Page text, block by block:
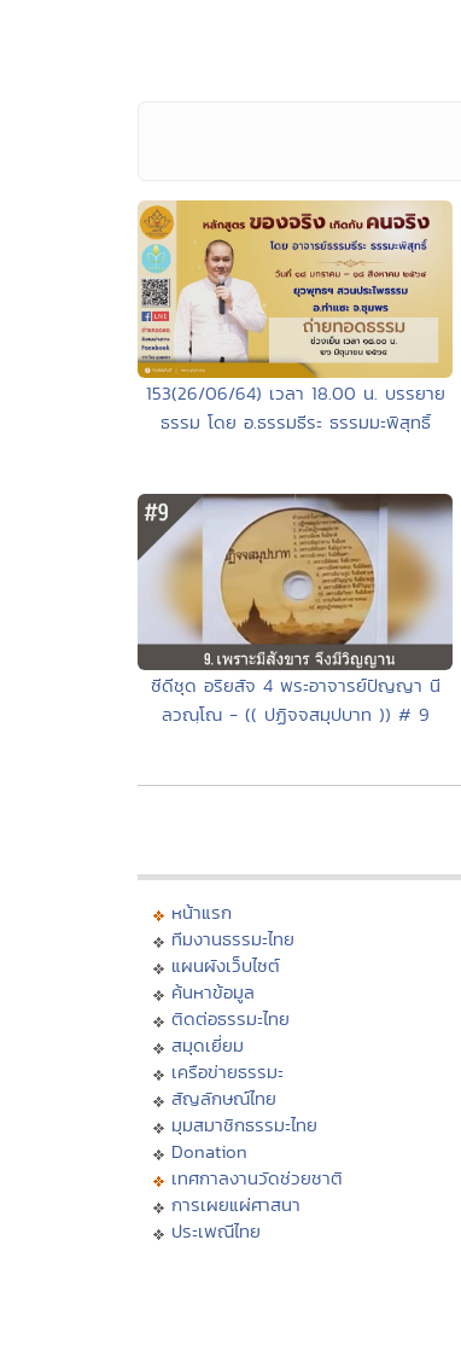
153(26/06/64) เวลา 18.00 น. บรรยาย
ธรรม โดย อ.ธรรมธีระ ธรรมมะพิสุทธิ์
ซีดีชุด อริยสัจ 4 พระอาจารย์ปัญญา นี
ลวณฺโณ - (( ปฏิจจสมุปบาท )) # 9
หน้าแรก
ทีมงานธรรมะไทย
แผนผังเว็บไซต์
ค้นหาข้อมูล
ติดต่อธรรมะไทย
สมุดเยี่ยม
เครือข่ายธรรมะ
สัญลักษณ์ไทย
มุมสมาชิกธรรมะไทย
Donation
เทศกาลงานวัดช่วยชาติ
การเผยแผ่ศาสนา
ประเพณีไทย